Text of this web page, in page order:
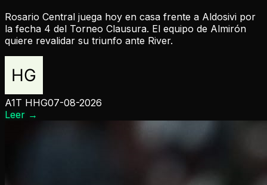
Rosario Central juega hoy en casa frente a Aldosivi por
la fecha 4 del Torneo Clausura. El equipo de Almirón
quiere revalidar su triunfo ante River.
A1T HHG07-08-2026
Leer →